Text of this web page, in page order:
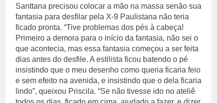
Santtana precisou colocar a mão na massa senão sua
fantasia para desfilar pela X-9 Paulistana não teria
ficado pronta. “Tive problemas dos pés à cabeça!
Primeiro a demora para o início da fantasia, não sei o
que acontecia, mas essa fantasia começou a ser feita
dias antes do desfile. A estilista ficou batendo o pé
insistindo que o meu desenho como queria ficaria feio
e sem efeito na avenida, e insistindo que o dela ficaria
lindo”, queixou Priscila. “Se não tivesse ido no ateliê